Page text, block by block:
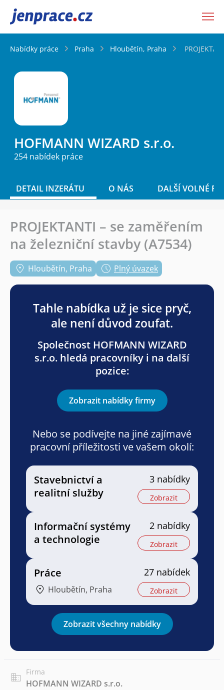
JenPráce.cz
Nabídky práce Praha Hloubětín, Praha
HOFMANN WIZARD s.r.o.
254 nabídek práce
DETAIL INZERÁTU O NÁS DALŠÍ VOLNÉ
PROJEKTANTI – se zaměřením
na železniční stavby (A7534)
Hloubětín, Praha Plný úvazek
Tahle nabídka už je sice pryč,
ale není důvod zoufat.
Společnost HOFMANN WIZARD
s.r.o. hledá pracovníky i na další
pozice:
Zobrazit nabídky firmy
Nebo se podívejte na jiné zajímavé
pracovní příležitosti ve vašem okolí:
Stavebnictví a
realitní služby
3 nabídky
Zobrazit
Informační systémy
a technologie
2 nabídky
Zobrazit
Práce
Hloubětín, Praha
27 nabídek
Zobrazit
Zobrazit všechny nabídky
Firma
HOFMANN WIZARD s.r.o.